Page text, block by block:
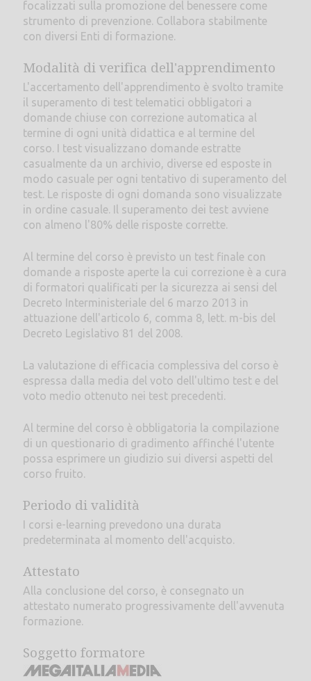
focalizzati sulla promozione del benessere come
strumento di prevenzione. Collabora stabilmente
con diversi Enti di formazione.
Modalità di verifica dell'apprendimento
L'accertamento dell'apprendimento è svolto tramite
il superamento di test telematici obbligatori a
domande chiuse con correzione automatica al
termine di ogni unità didattica e al termine del
corso. I test visualizzano domande estratte
casualmente da un archivio, diverse ed esposte in
modo casuale per ogni tentativo di superamento del
test. Le risposte di ogni domanda sono visualizzate
in ordine casuale. Il superamento dei test avviene
con almeno l'80% delle risposte corrette.
Al termine del corso è previsto un test finale con
domande a risposte aperte la cui correzione è a cura
di formatori qualificati per la sicurezza ai sensi del
Decreto Interministeriale del 6 marzo 2013 in
attuazione dell'articolo 6, comma 8, lett. m-bis del
Decreto Legislativo 81 del 2008.
La valutazione di efficacia complessiva del corso è
espressa dalla media del voto dell'ultimo test e del
voto medio ottenuto nei test precedenti.
Al termine del corso è obbligatoria la compilazione
di un questionario di gradimento affinché l'utente
possa esprimere un giudizio sui diversi aspetti del
corso fruito.
Periodo di validità
I corsi e-learning prevedono una durata
predeterminata al momento dell'acquisto.
Attestato
Alla conclusione del corso, è consegnato un
attestato numerato progressivamente dell'avvenuta
formazione.
Soggetto formatore